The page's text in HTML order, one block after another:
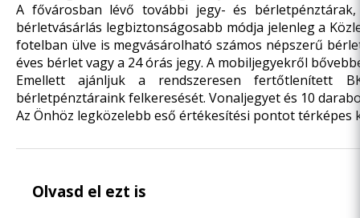
A fővárosban lévő további jegy- és
bérletvásárlás legbiztonságosabb módja jelenleg a
fotelban ülve is megvásárolható számos népszerű
éves bérlet vagy a 24 órás jegy. A mobiljegyekről
Emellett ajánljuk a rendszeresen fertőtlenített
bérletpénztáraink felkeresését. Vonaljegyet és 10
Az Önhöz legközelebb eső értékesítési pontottérképes
Olvasd el ezt is